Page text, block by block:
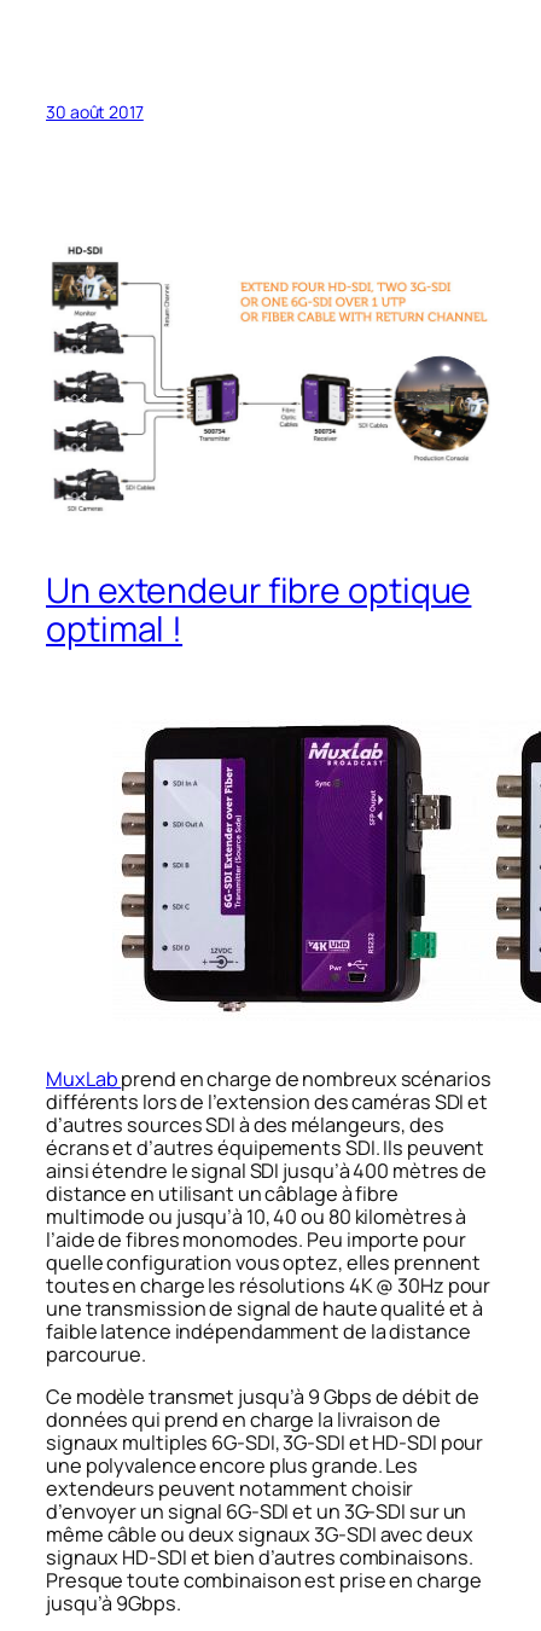
30 août 2017
Un extendeur fibre optique
optimal !
MuxLabprend en charge de nombreux scénarios
différents lors de l’extension des caméras SDI et
d’autres sources SDI à des mélangeurs, des
écrans et d’autres équipements SDI. Ils peuvent
ainsi étendre le signal SDI jusqu’à 400 mètres de
distance en utilisant un câblage à fibre
multimode ou jusqu’à 10, 40 ou 80 kilomètres à
l’aide de fibres monomodes. Peu importe pour
quelle configuration vous optez, elles prennent
toutes en charge les résolutions 4K @ 30Hz pour
une transmission de signal de haute qualité et à
faible latence indépendamment de la distance
parcourue.
Ce modèle transmet jusqu’à 9 Gbps de débit de
données qui prend en charge la livraison de
signaux multiples 6G-SDI, 3G-SDI et HD-SDI pour
une polyvalence encore plus grande. Les
extendeurs peuvent notamment choisir
d’envoyer un signal 6G-SDI et un 3G-SDI sur un
même câble ou deux signaux 3G-SDI avec deux
signaux HD-SDI et bien d’autres combinaisons.
Presque toute combinaison est prise en charge
jusqu’à 9Gbps.